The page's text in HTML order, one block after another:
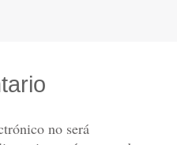
no será